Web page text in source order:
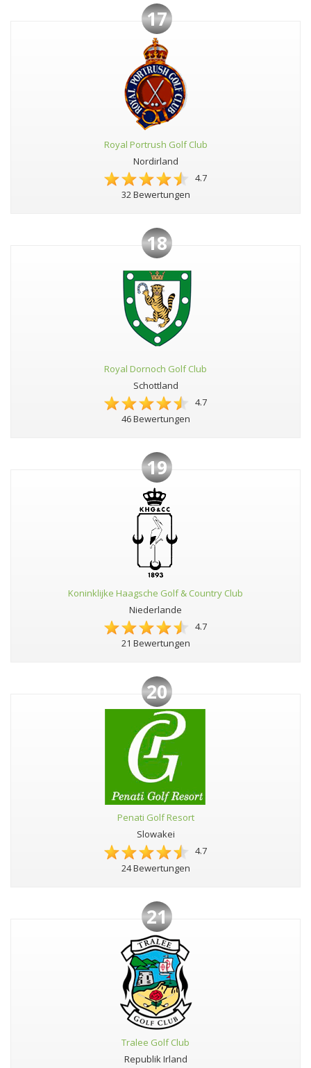
17
Royal Portrush Golf Club
Nordirland
4.7
32 Bewertungen
18
Royal Dornoch Golf Club
Schottland
4.7
46 Bewertungen
19
Koninklijke Haagsche Golf & Country Club
Niederlande
4.7
21 Bewertungen
20
Penati Golf Resort
Slowakei
4.7
24 Bewertungen
21
Tralee Golf Club
Republik Irland